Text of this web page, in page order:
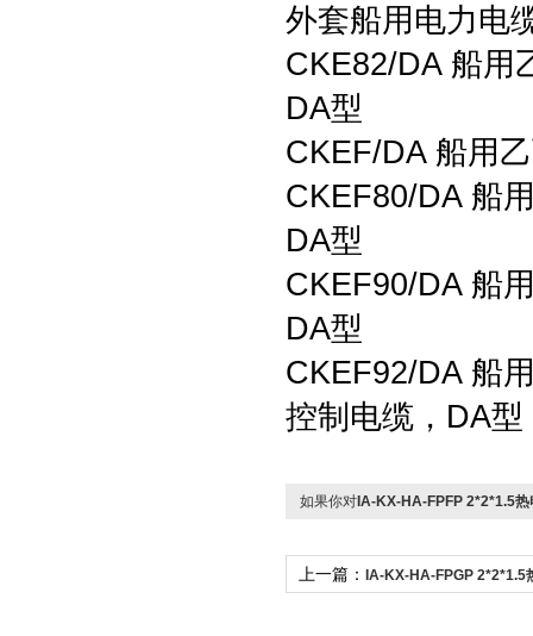
外套船用电力电
CKE82/DA 船用
DA型
CKEF/DA 船用
CKEF80/DA 船
DA型
CKEF90/DA 船
DA型
CKEF92/DA 船
控制电缆，DA型
如果你对 IA-KX-HA-FPFP 2*2*1.5
上一篇： IA-KX-HA-FPGP 2*2*1.5